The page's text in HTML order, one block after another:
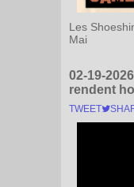
Les
Mai
02-19-
rendent
TWEET